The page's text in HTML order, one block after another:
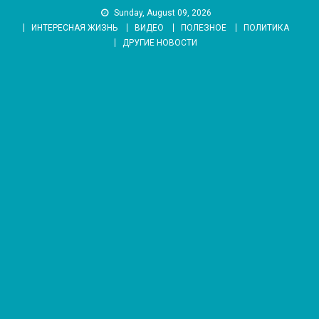
Sunday, August 09, 2026
ИНТЕРЕСНАЯ ЖИЗНЬ
ВИДЕО ПОЛЕЗНОЕ
ПОЛИТИКА
ДРУГИЕ НОВОСТИ